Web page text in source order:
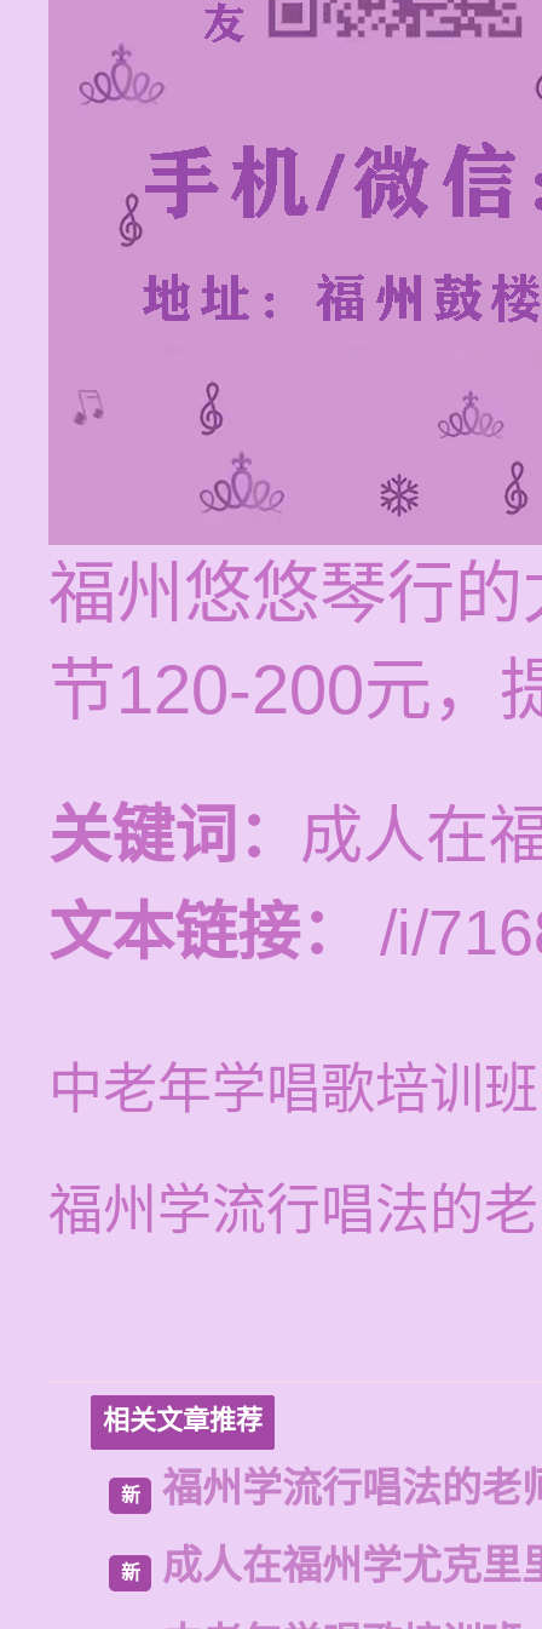
福州悠悠琴行
节120-200元，
关键词： 成人在
文本链接：
/i/
中老年学唱歌培训班
福州学流行唱法的
相关文章推荐
新 福州学流行唱法的老
新
成人在福州学尤克里